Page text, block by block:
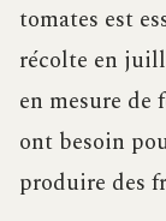
tomates est
récolte en
en mesure
ont besoin
produire des